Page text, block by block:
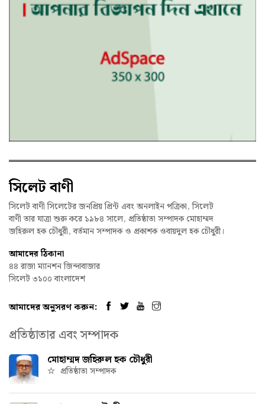
সিলেট বাণী
সিলেট বাণী সিলেটের জনপ্রিয় প্রিন্ট এবং অনলাইন পত্রিকা, সিলেট
বাণী তার যাত্রা শুরু করে ১৯৮৪ সালে, প্রতিষ্ঠাতা সম্পাদক মোহাম্মদ
জহিরুল হক চৌধুরী, বর্তমান সম্পাদক ও প্রকাশক ওবায়দুল হক চৌধুরী।
আমাদের ঠিকানা
৪৪ রাজা ম্যানশন জিন্দাবাজার
সিলেট ৩১০০ বাংলাদেশ
আমাদের অনুসরণ করুন:
প্রতিষ্ঠাতার এবং সম্পাদক
মোহাম্মদ জহিরুল হক চৌধুরী
প্রতিষ্ঠাতা সম্পাদক